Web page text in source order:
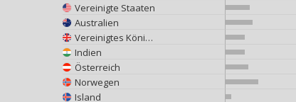
Vereinigte Staaten
Australien
Vereinigtes Königreich
Indien
Österreich
Norwegen
Island